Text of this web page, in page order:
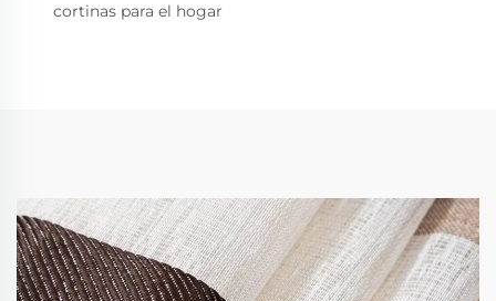
cortinas para el hogar